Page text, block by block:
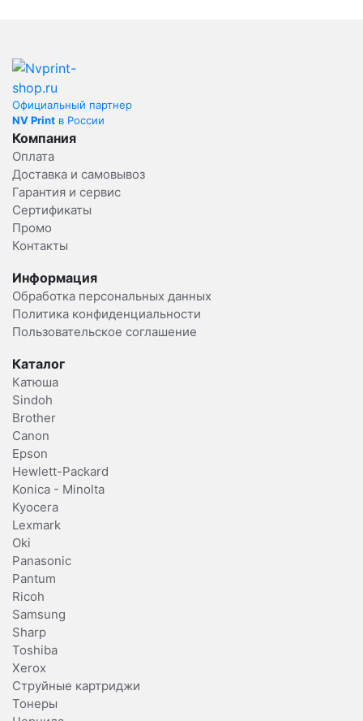
Официальный партнер
NV Print в России
Компания
Оплата
Доставка и самовывоз
Гарантия и сервис
Сертификаты
Промо
Контакты
Информация
Обработка персональных данных
Политика конфиденциальности
Пользовательское соглашение
Каталог
Катюша
Sindoh
Brother
Canon
Epson
Hewlett-Packard
Konica - Minolta
Kyocera
Lexmark
Oki
Panasonic
Pantum
Ricoh
Samsung
Sharp
Toshiba
Xerox
Струйные картриджи
Тонеры